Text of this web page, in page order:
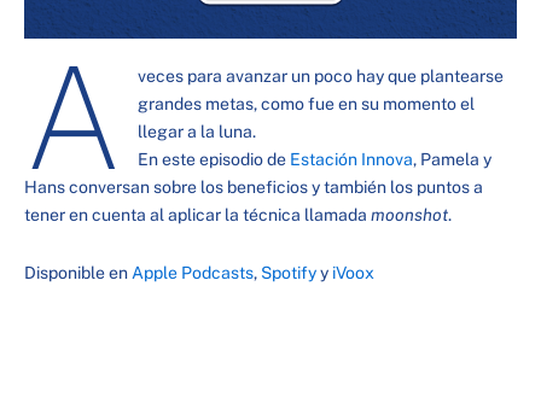
A
veces para avanzar un poco hay que plantearse
grandes metas, como fue en su momento el
llegar a la luna.
En este episodio de Estación Innova, Pamela y
Hans conversan sobre los beneficios y también los puntos a
tener en cuenta al aplicar la técnica llamada moonshot.
Disponible en Apple Podcasts, Spotifyy iVoox